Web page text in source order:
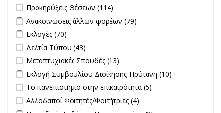
Apply Προκηρύξεις Θέσεων filter
Προκηρύξεις Θέσεων (114)
Apply Ανακοινώσεις άλλων φορέων filter
Ανακοινώσεις άλλων φορέων (79)
Apply Εκλογές filter
Εκλογές (70)
Apply Δελτία Τύπου filter
Δελτία Τύπου (43)
Apply Μεταπτυχιακές Σπουδές filter
Μεταπτυχιακές Σπουδές (13)
Apply Εκλογή Συμβουλίου Διοίκησης-Πρύτανη filter
Εκλογή Συμβουλίου Διοίκησης-Πρύτανη (10)
Apply Το πανεπιστήμιο στην επικαιρότητα filter
Το πανεπιστήμιο στην επικαιρότητα (5)
Apply Αλλοδαποί Φοιτητές/Φοιτήτριες filter
Αλλοδαποί Φοιτητές/Φοιτήτριες (4)